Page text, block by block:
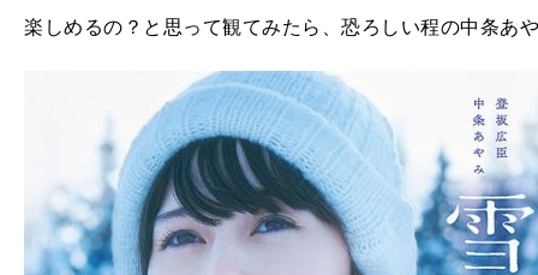
楽しめるの？と思って観てみたら、恐ろしい程の中条あ